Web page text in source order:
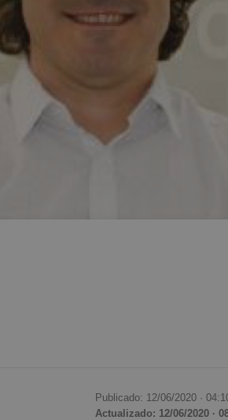
Publicado: 12/06/2020 ·
Actualizado: 12/06/2020 ·